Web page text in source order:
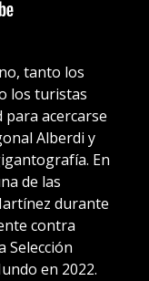
tanto los
los turistas
acercarse
Alberdi y
En
de las
durante
contra
Selección
en 2022.